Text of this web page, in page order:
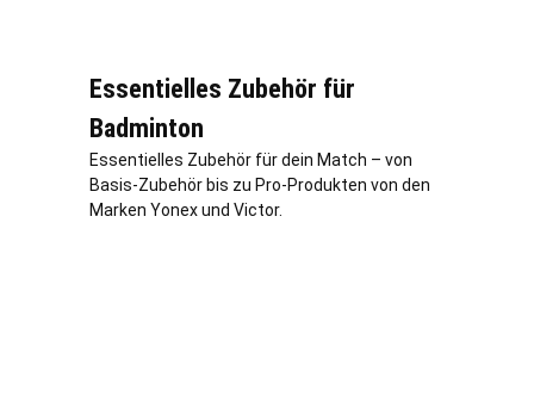
Essentielles Zubehör für
Badminton
Essentielles Zubehör für dein Match – von
Basis-Zubehör bis zu Pro-Produkten von den
Marken Yonex und Victor.